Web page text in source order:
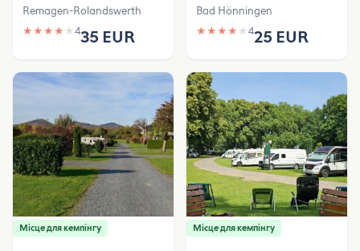
Remagen-Rolandswerth
★ ★ ★ ★ ★ 435 EUR
Bad Hönningen
★ ★ ★ ★ ★ 425 EUR
Місце для кемпінгу Місце для кемпінгу